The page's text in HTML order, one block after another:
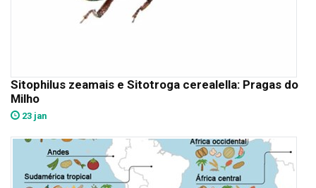
Sitophilus zeamais e Sitotroga cerealella: Pragas do
Milho
23 jan